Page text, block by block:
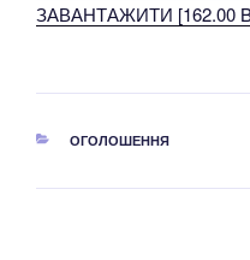
ЗАВАНТАЖИТИ [162.00
КАТЕГОРІЇ
ОГОЛОШЕННЯ